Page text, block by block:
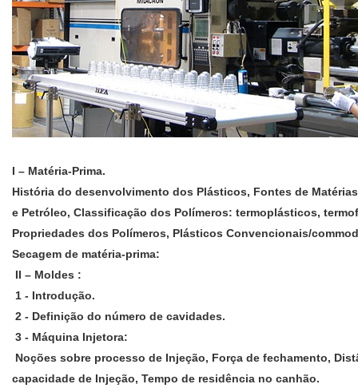
I – Matéria-Prima.
História do desenvolvimento dos Plásticos, Fontes de
e Petróleo, Classificação dos Polímeros: termoplásticos,
Propriedades dos Polímeros, Plásticos Convencionais/
Secagem de matéria-prima:
II – Moldes :
1 - Introdução.
2 - Definição do número de cavidades.
3 - Máquina Injetora:
Noções sobre processo de Injeção, Força de fechamento,
capacidade de Injeção, Tempo de residência no canhão.